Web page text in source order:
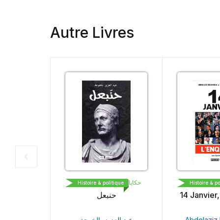
Autre Livres
HKEYET EDITION حكايات
حنبعل
Histoire & politique APOLLONIA
14 Janvier,
Histoire & politique